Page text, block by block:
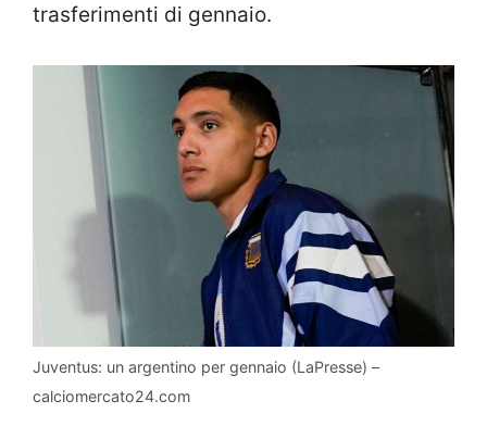
trasferimenti di gennaio.
Juventus: un argentino per gennaio (LaPresse) –
calciomercato24.com